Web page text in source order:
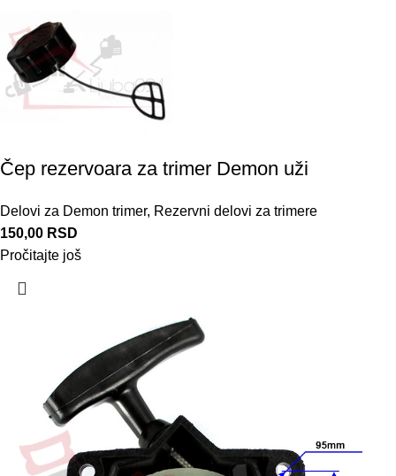
Čep rezervoara za trimer Demon uži
Delovi za Demon trimer, Rezervni delovi za trimere
150,00 RSD
Pročitajte još